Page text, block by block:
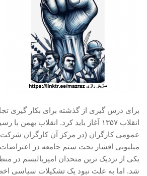
آمریکای لاتین
کارگران
اقتصادی
سیاسی
نقد سیاسی
فلسفی
مباحثات
برای درس گیری از گذشته برای بکار گیری
انقلاب ۱۳۵۷ آغاز باید کرد. انقلاب
عمومی کارگران (در مرکز آن کارگران
میلیونی اقشار تحت ستم جامعه در
یکی از نزدیک ترین متحدان امپریالیسم در
شد. اما به علت نبود یک تشکیلات سیاسی